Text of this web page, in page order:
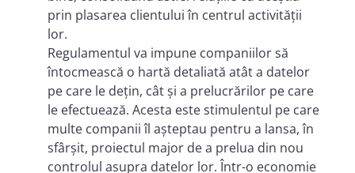
prin plasarea clientului în centrul activității
lor.
Regulamentul va impune companiilor să
întocmească o hartă detaliată atât a datelor
pe care le dețin, cât și a prelucrărilor pe care
le efectuează. Acesta este stimulentul pe care
multe companii îl așteptau pentru a lansa, în
sfârșit, proiectul major de a prelua din nou
controlul asupra datelor lor. Într-o economie